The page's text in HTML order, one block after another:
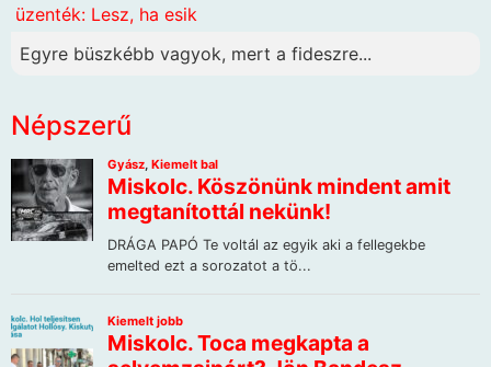
üzenték: Lesz, ha esik
Egyre büszkébb vagyok, mert a fideszre...
Népszerű